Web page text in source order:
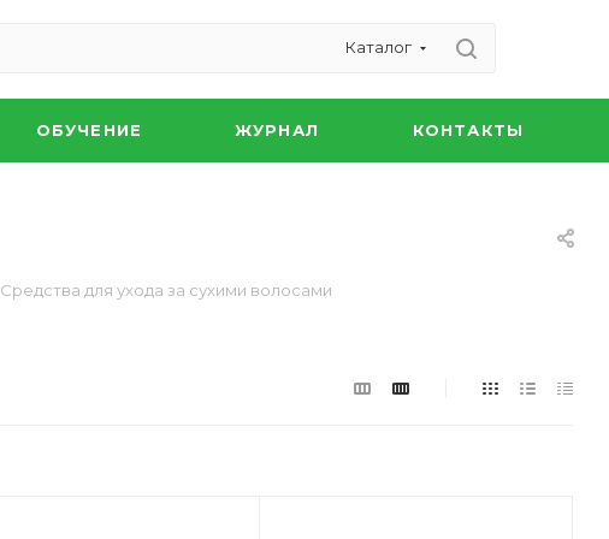
Каталог
ОБУЧЕНИЕ ЖУРНАЛ КОНТАКТЫ
Средства для ухода за сухими волосами